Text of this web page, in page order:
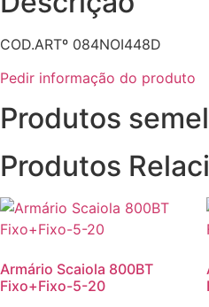
COD.ARTº 084NOI448D
Pedir informação do produto
Produtos
Produtos
Armário Scaiola 800BT
Fixo+Fixo-5-20